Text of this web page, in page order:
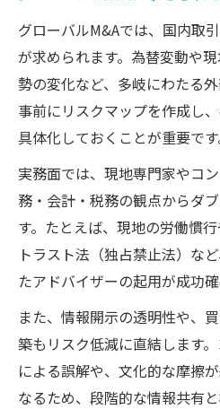
る
M&Aで企業が得るシナジ
M&Aがもたらす代表
説
買収後に生まれる企
海外M&A成功事例に
シナジー最大化に向
クロスボーダーM&A
海外M&A事例にみる成
海外企業買収に成
シナジーを生む海外
説
グローバルM&Aでは、国内取
が求められます。為替変動や
勢の変化など、多岐にわたる
事前にリスクマップを作成し
具体化しておくことが重要です
実務面では、現地専門家やコ
務・会計・税務の観点からダ
す。たとえば、現地の労働慣
トラスト法（独占禁止法）な
たアドバイザーの起用が成功確
また、情報開示の透明性や、
築もリスク低減に直結します
による誤解や、文化的な摩擦
なるため、段階的な情報共有